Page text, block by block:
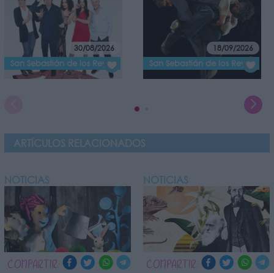
30/08/2026
San Sebastián de los Reyes
18/09/2026
San Sebastián de los Reyes
ARTÍCULOS RELACIONADOS
NOTICIAS
COMPARTIR:
NOTICIAS
COMPARTIR: